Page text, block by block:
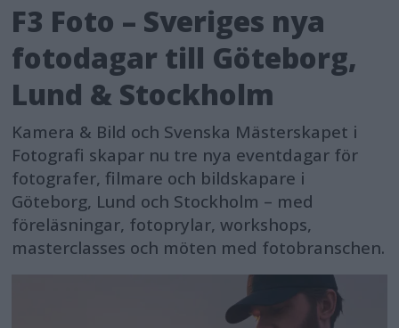
F3 Foto – Sveriges nya
fotodagar till Göteborg,
Lund & Stockholm
Kamera & Bild och Svenska Mästerskapet i
Fotografi skapar nu tre nya eventdagar för
fotografer, filmare och bildskapare i
Göteborg, Lund och Stockholm – med
föreläsningar, fotoprylar, workshops,
masterclasses och möten med fotobranschen.